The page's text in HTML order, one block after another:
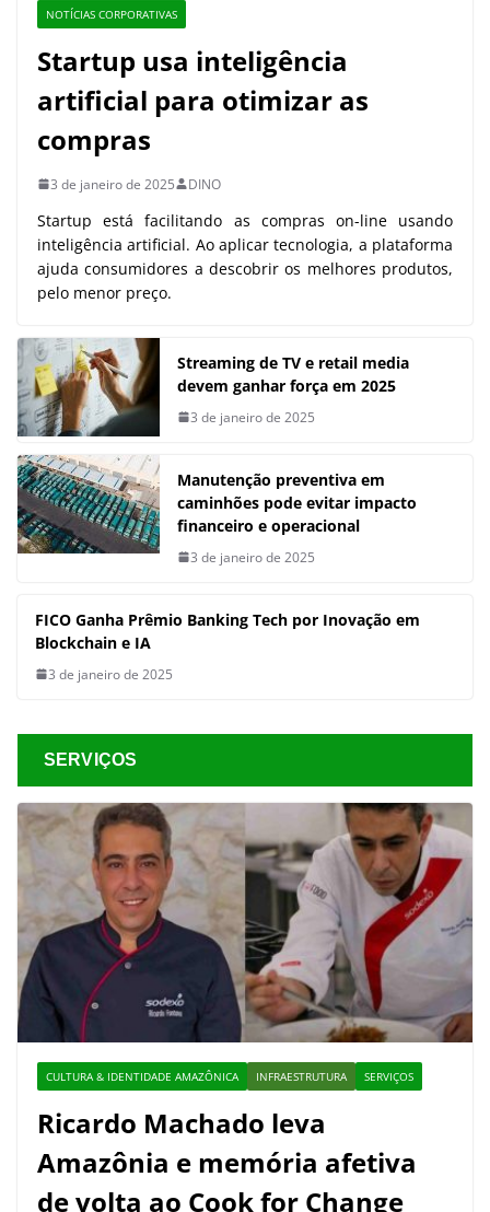
NOTÍCIAS CORPORATIVAS
Startup usa inteligência
artificial para otimizar as
compras
3 de janeiro de 2025 DINO
Startup está facilitando as compras on-line usando
inteligência artificial. Ao aplicar tecnologia, a plataforma
ajuda consumidores a descobrir os melhores produtos,
pelo menor preço.
Streaming de TV e retail media
devem ganhar força em 2025
3 de janeiro de 2025
Manutenção preventiva em
caminhões pode evitar impacto
financeiro e operacional
3 de janeiro de 2025
FICO Ganha Prêmio Banking Tech por Inovação em
Blockchain e IA
3 de janeiro de 2025
SERVIÇOS
CULTURA & IDENTIDADE AMAZÔNICA INFRAESTRUTURA SERVIÇOS
Ricardo Machado leva
Amazônia e memória afetiva
de volta ao Cook for Change